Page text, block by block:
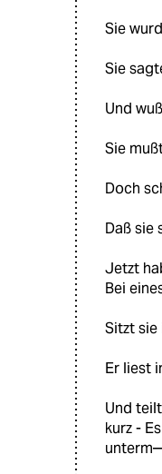
Sie
Sie
Und
Sie
Doch
Daß sie
Jetzt
Bei
Sitzt
Er liest
Und
kurz -